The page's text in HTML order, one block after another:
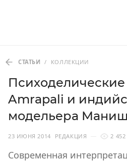
СТАТЬИ / КОЛЛЕКЦИИ
Amrapali и
модельера
23 ИЮНЯ 2014 РЕДАКЦИЯ 2 452
Современная